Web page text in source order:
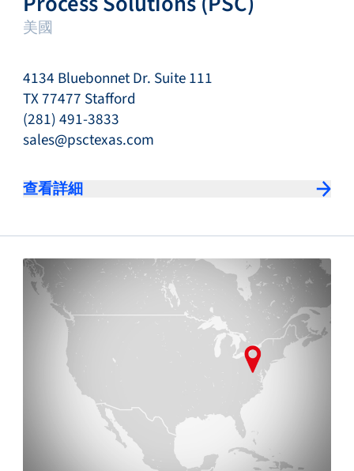
美國
4134 Bluebonnet Dr. Suite 111
TX 77477 Stafford
(281) 491-3833
sales@psctexas.com
查看詳細